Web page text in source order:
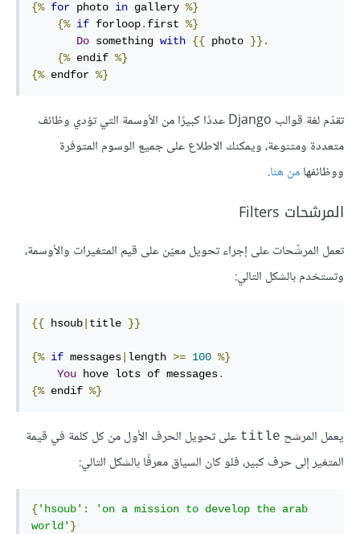
{% for photo in gallery %}
{% if forloop. first %}
Do something with {{ photo }} .
{% endif %}
{% endfor %}
تقدّم لغة قوالب Django عددًا كبيرًا من الأوسمة التي تؤدي وظائف
متعددة ومتنوعة، ويمكنك الاطلاع على جميع الوسوم المتوفرة
ووظائفهامن هنا.
المرشحات Filters
تعمل المرشّحات على إجراء تحويل معيّن على قيم المتغيرات والأوسمة،
وتستخدم بالشكل التالي:
{{ hsoub title }}
{% if messages length >= 100 %}
You hove lots of messages.
{% endif %}
يعمل المرشح title على تحويل الحرف اﻷول من كل كلمة في قيمة
المتغير إلى حرف كبير، فلو كان السياق معرفًا بالشكل التالي:
{'hsoub' : ' on a mission to develop the arab
world' }